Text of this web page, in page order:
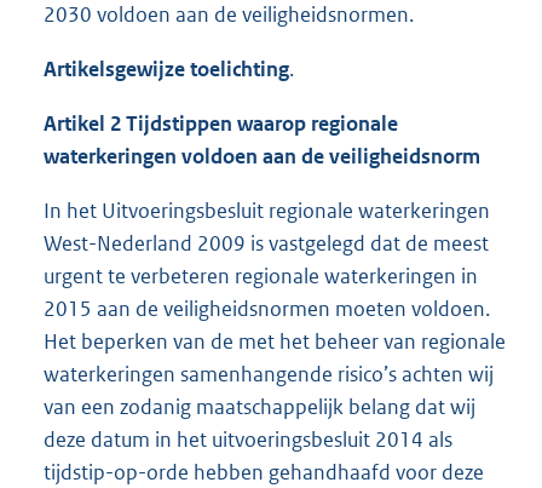
2030 voldoen aan de veiligheidsnormen.
Artikelsgewijze toelichting.
Artikel 2 Tijdstippen waarop regionale
waterkeringen voldoen aan de veiligheidsnorm
In het Uitvoeringsbesluit regionale waterkeringen
West-Nederland 2009 is vastgelegd dat de meest
urgent te verbeteren regionale waterkeringen in
2015 aan de veiligheidsnormen moeten voldoen.
Het beperken van de met het beheer van regionale
waterkeringen samenhangende risico’s achten wij
van een zodanig maatschappelijk belang dat wij
deze datum in het uitvoeringsbesluit 2014 als
tijdstip-op-orde hebben gehandhaafd voor deze